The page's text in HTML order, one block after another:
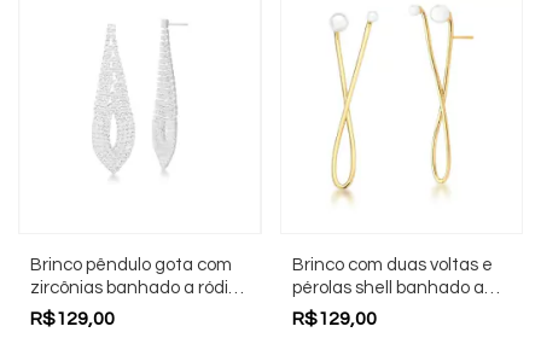
Brinco pêndulo gota com
zircônias banhado a ródio
branco
R$129,00
Brinco com duas voltas e
pérolas shell banhado a
ouro 18k
R$129,00